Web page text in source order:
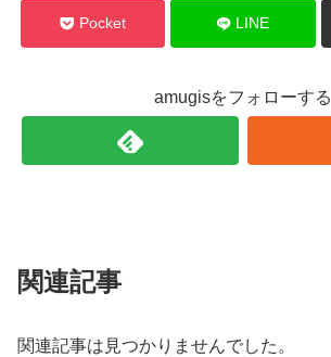
Pocket LINE
amugisをフォローする
関連記事
関連記事は見つかりませんでした。